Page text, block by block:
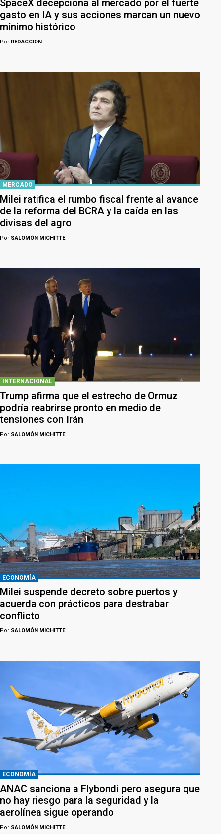
SpaceX decepciona al mercado por el fuerte
gasto en IA y sus acciones marcan un nuevo
mínimo histórico
Por REDACCION
MERCADO
Milei ratifica el rumbo fiscal frente al avance
de la reforma del BCRA y la caída en las
divisas del agro
Por SALOMÓN MICHITTE
INTERNACIONAL
Trump afirma que el estrecho de Ormuz
podría reabrirse pronto en medio de
tensiones con Irán
Por SALOMÓN MICHITTE
ECONOMÍA
Milei suspende decreto sobre puertos y
acuerda con prácticos para destrabar
conflicto
Por SALOMÓN MICHITTE
ECONOMÍA
ANAC sanciona a Flybondi pero asegura que
no hay riesgo para la seguridad y la
aerolínea sigue operando
Por SALOMÓN MICHITTE